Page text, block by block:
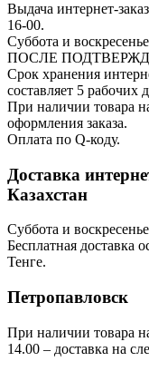
Выдача интернет-
16-00.
Суббота и
ПОСЛЕ
Срок хранения
составляет 5 рабочих
При наличии товара
оформления заказа.
Оплата по Q-коду.
Доставка
Казахстан
Суббота и
Бесплатная доставка
Тенге.
Петропавловск
При наличии товара
14.00 – доставка на